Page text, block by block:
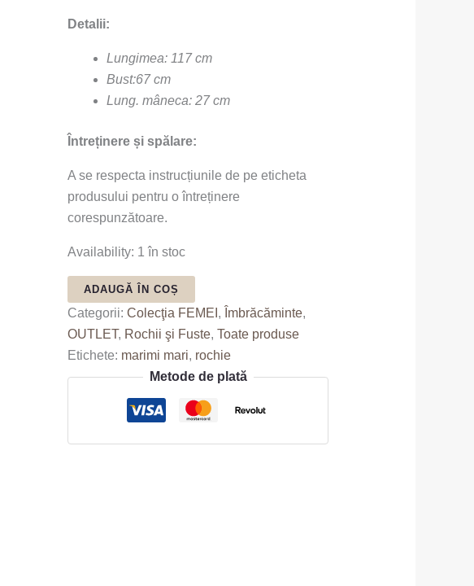
Detalii:
Lungimea: 117 cm
Bust:67 cm
Lung. mâneca: 27 cm
Întreținere și spălare:
A se respecta instrucțiunile de pe eticheta
produsului pentru o întreținere
corespunzătoare.
Availability: 1 în stoc
ADAUGĂ ÎN COȘ
Categorii: Colecţia FEMEI , Îmbrăcăminte,
OUTLET, Rochii şi Fuste, Toate produse
Etichete: marimi mari, rochie
Metode de plată